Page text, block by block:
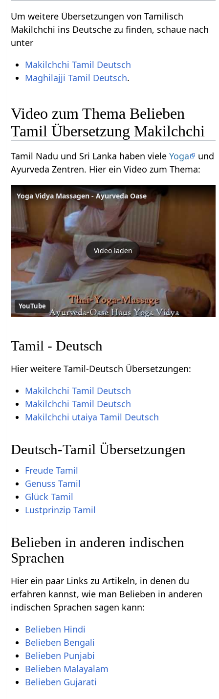
Um weitere Übersetzungen von Tamilisch
Makilchchi ins Deutsche zu finden, schaue nach
unter
Makilchchi Tamil Deutsch
Maghilajji Tamil Deutsch.
Video zum Thema Belieben
Tamil Übersetzung Makilchchi
Tamil Nadu und Sri Lanka haben vieleYoga
und
Ayurveda Zentren. Hier ein Video zum Thema:
Yoga Vidya Massagen - Ayurveda Oase
Video laden
YouTube
Tamil - Deutsch
Hier weitere Tamil-Deutsch Übersetzungen:
Makilchchi Tamil Deutsch
Makilchchi Tamil Deutsch
Makilchchi utaiya Tamil Deutsch
Deutsch-Tamil Übersetzungen
Freude Tamil
Genuss Tamil
Glück Tamil
Lustprinzip Tamil
Belieben in anderen indischen
Sprachen
Hier ein paar Links zu Artikeln, in denen du
erfahren kannst, wie man Belieben in anderen
indischen Sprachen sagen kann:
Belieben Hindi
Belieben Bengali
Belieben Punjabi
Belieben Malayalam
Belieben Gujarati